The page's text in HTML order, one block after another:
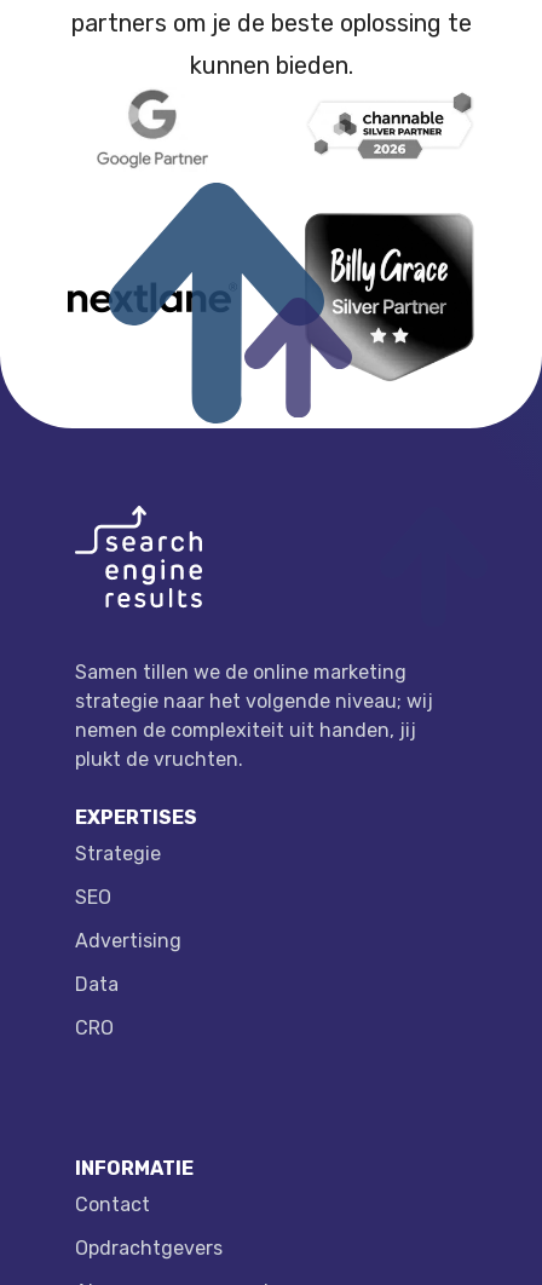
partners om je de beste oplossing te
kunnen bieden.
LINK NAAR DE HOMEPAGE
Samen tillen we de online marketing
strategie naar het volgende niveau; wij
nemen de complexiteit uit handen, jij
plukt de vruchten.
EXPERTISES
Strategie
SEO
Advertising
Data
CRO
INFORMATIE
Contact
Opdrachtgevers